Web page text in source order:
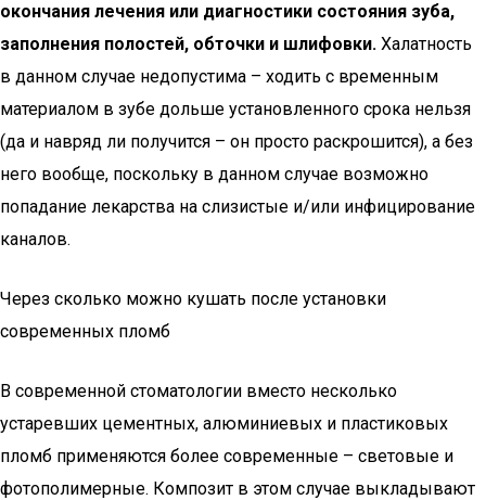
окончания лечения или диагностики состояния зуба,
заполнения полостей, обточки и шлифовки. Халатность
в данном случае недопустима – ходить с временным
материалом в зубе дольше установленного срока нельзя
(да и навряд ли получится – он просто раскрошится), а без
него вообще, поскольку в данном случае возможно
попадание лекарства на слизистые и/или инфицирование
каналов.
Через сколько можно кушать после установки
современных пломб
В современной стоматологии вместо несколько
устаревших цементных, алюминиевых и пластиковых
пломб применяются более современные – световые и
фотополимерные. Композит в этом случае выкладывают